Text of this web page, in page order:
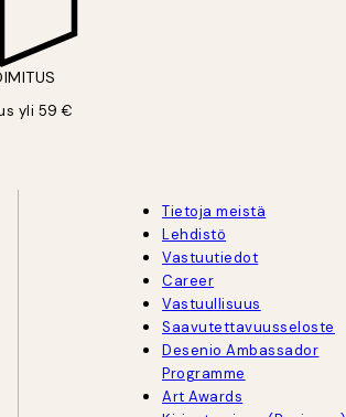
yli 59 €
Tietoja meistä
Lehdistö
Vastuutiedot
Career
Vastuullisuus
Saavutettavuusseloste
Desenio Ambassador
Programme
Art Awards